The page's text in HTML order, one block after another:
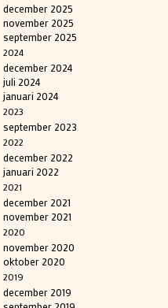
december 2025
november 2025
september 2025
2024
december 2024
juli 2024
januari 2024
2023
september 2023
2022
december 2022
januari 2022
2021
december 2021
november 2021
2020
november 2020
oktober 2020
2019
december 2019